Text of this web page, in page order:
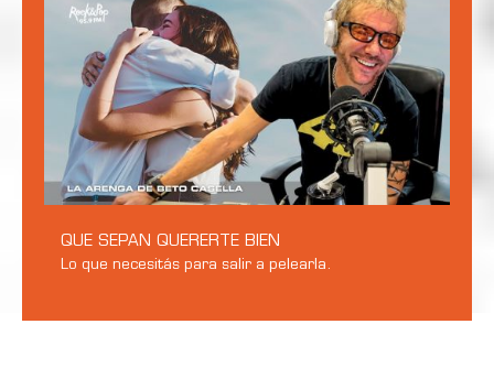
QUE SEPAN QUERERTE BIEN
Lo que necesitás para salir a pelearla.